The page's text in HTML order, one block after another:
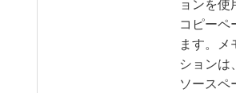
ョンを使
コピーペ
ます。メ
ションは
ソースペ